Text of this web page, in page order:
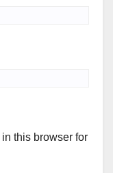
this browser for